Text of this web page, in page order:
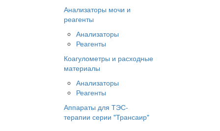
Анализаторы мочи и
реагенты
Анализаторы
Реагенты
Коагулометры и расходные
материалы
Анализаторы
Реагенты
Аппараты для ТЭС-
терапии серии "Трансаир"